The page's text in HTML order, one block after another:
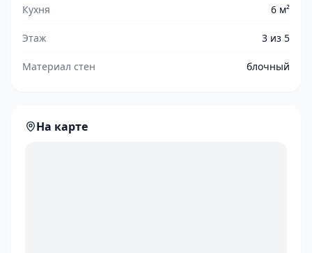
Кухня 6 м²
Этаж 3 из 5
Материал стен блочный
На карте